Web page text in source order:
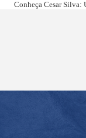
Conheça Cesar Silva: